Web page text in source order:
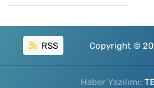
RSS Copyright ©
Haber Yazılımı: